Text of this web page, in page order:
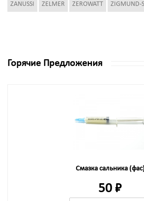
ZANUSSI ZELMER ZEROWATT ZIGMUND-
Горячие Предложения
Смазка сальника
50 ₽